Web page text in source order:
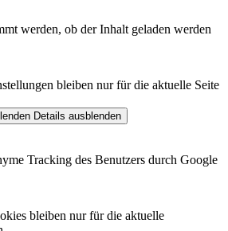
werden, ob der Inhalt geladen werden
bleiben nur für die aktuelle Seite
Details ausblenden
Tracking des Benutzers durch Google
bleiben nur für die aktuelle